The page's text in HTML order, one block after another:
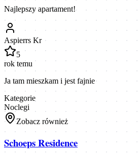
Najlepszy apartament!
Aspierrs Kr
5
rok temu
Ja tam mieszkam i jest fajnie
Kategorie
Noclegi
Zobacz również
Schoeps Residence